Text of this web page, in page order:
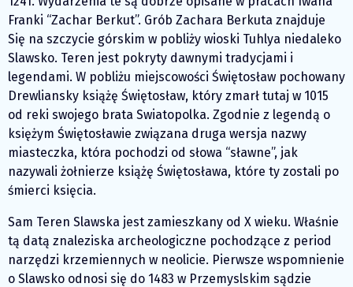
Franki “Zachar Berkut”. Grób Zachara Berkuta znajduje
Się na szczycie górskim w pobliży wioski Tuhlya niedaleko
Slawsko. Teren jest pokryty dawnymi tradycjami i
legendami. W pobliżu miejscowości Świętosław pochowany
Drewliansky książę Świętosław, który zmarł tutaj w 1015
od reki swojego brata Swiatopolka. Zgodnie z legendą o
księżym Świętosławie związana druga wersja nazwy
miasteczka, która pochodzi od słowa “sławne”, jak
nazywali żołnierze książę Świętosława, które ty zostali po
śmierci księcia.
Sam Teren Slawska jest zamieszkany od X wieku. Właśnie
tą datą znaleziska archeologiczne pochodzące z period
narzędzi krzemiennych w neolicie. Pierwsze wspomnienie
o Slawsko odnosi się do 1483 w Przemyslskim sądzie